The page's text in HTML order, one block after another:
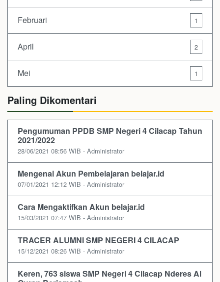
Februari 1
April 2
Mei 1
Paling Dikomentari
Pengumuman PPDB SMP Negeri 4 Cilacap Tahun
2021/2022
28/06/2021 08:56 WIB - Administrator
Mengenal Akun Pembelajaran belajar.id
07/01/2021 12:12 WIB - Administrator
Cara Mengaktifkan Akun belajar.id
15/03/2021 07:47 WIB - Administrator
TRACER ALUMNI SMP NEGERI 4 CILACAP
15/12/2021 08:26 WIB - Administrator
Keren, 763 siswa SMP Negeri 4 Cilacap Nderes Al